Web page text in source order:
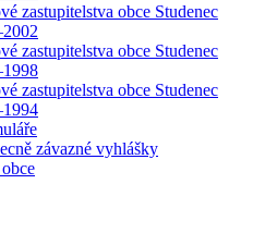
zastupitelstva obce Studenec
zastupitelstva obce Studenec
zastupitelstva obce Studenec
závazné vyhlášky